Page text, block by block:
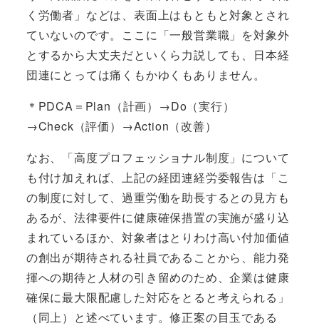
く労働者」などは、表面上はもともと対象とされ
ていないのです。ここに「一般営業職」を対象外
とするから大丈夫だといくら力説しても、日本経
団連にとっては痛くもかゆくもありません。
＊PDCA＝Plan（計画）→Do（実行）
→Check（評価）→Action（改善）
なお、「高度プロフェッショナル制度」について
も付け加えれば、上記の経団連経労委報告は「こ
の制度に対して、過重労働を助長するとの見方も
あるが、法律要件に健康確保措置の実施が盛り込
まれているほか、対象者はとりわけ高い付加価値
の創出が期待される社員であることから、能力発
揮への期待と人材の引き留めのため、企業は健康
確保に最大限配慮した対応をとると考えられる」
（同上）と述べています。修正案の目玉である